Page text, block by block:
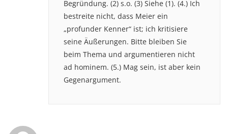
Begründung. (2) s.o. (3) Siehe (1). (4.) Ich
bestreite nicht, dass Meier ein
„profunder Kenner“ ist; ich kritisiere
seine Äußerungen. Bitte bleiben Sie
beim Thema und argumentieren nicht
ad hominem. (5.) Mag sein, ist aber kein
Gegenargument.